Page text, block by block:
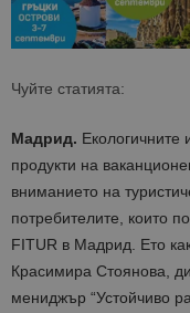
Чуйте статията:
Мадрид. Екологичните
продукти на
вниманието на
потребителите, които
FITUR в Мадрид. Ето
Красимира Стоянова,
мениджър “Устойчиво